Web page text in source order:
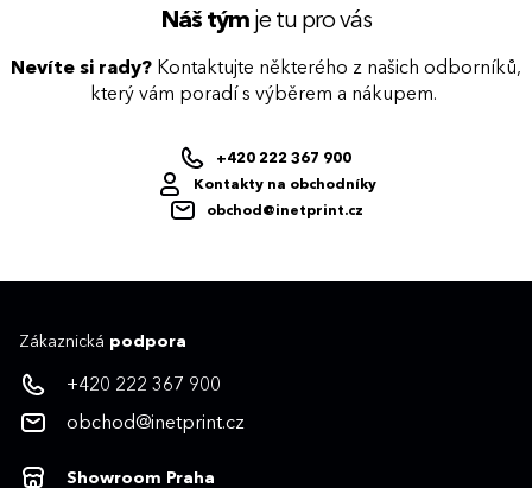
Náš týmje tu pro vás
Nevíte si rady? Kontaktujte některého z našich odborníků,
který vám poradí s výběrem a nákupem.
+420 222 367 900
Kontakty na obchodníky
obchod@inetprint.cz
Zákaznická podpora
+420 222 367 900
obchod@inetprint.cz
Showroom Praha